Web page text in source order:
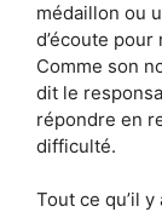
médaillon ou
d’écoute pour
Comme son
dit le
répondre en
difficulté.
Tout ce qu’il y